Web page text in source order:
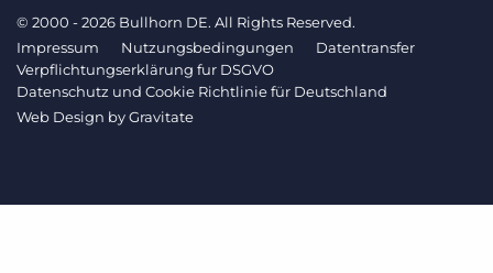
© 2000 - 2026 Bullhorn DE. All Rights Reserved.
Impressum
Nutzungsbedingungen
Datentransfer
Verpflichtungserklärung fur DSGVO
Datenschutz und Cookie Richtlinie für Deutschland
Web Design byGravitate